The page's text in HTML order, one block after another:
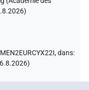
)
dans:
6.8.2026)